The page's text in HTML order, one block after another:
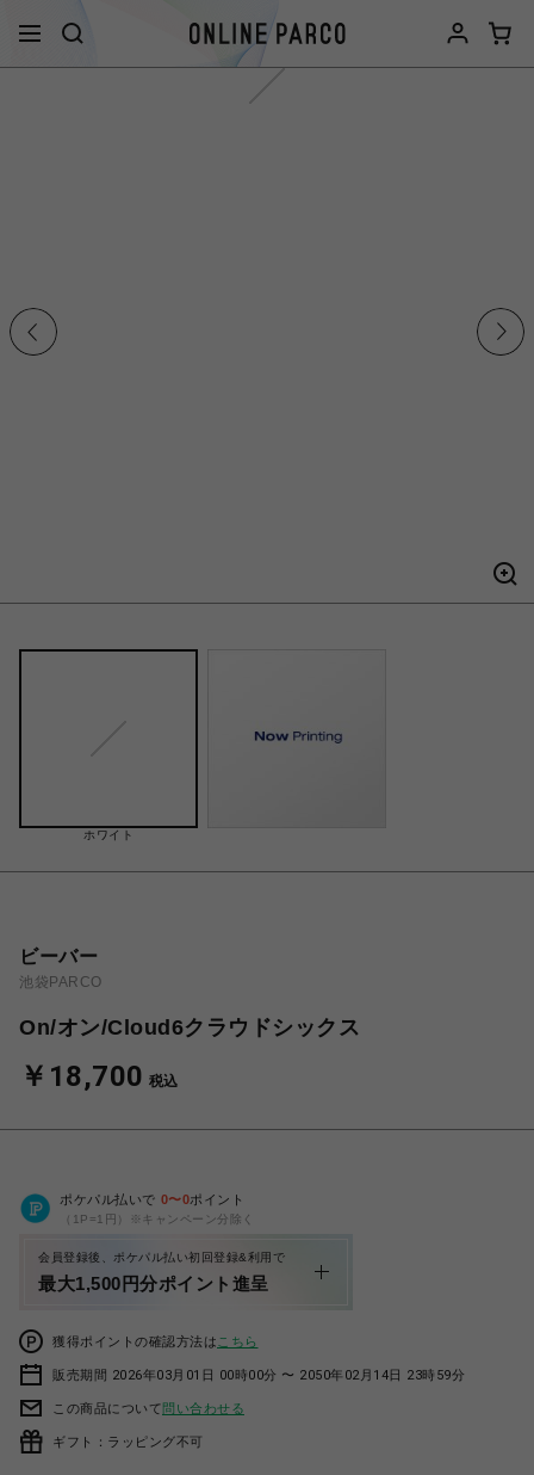
ホワイト
ビーバー
池袋PARCO
On/オン/Cloud6クラウドシックス
￥18,700 税込
ポケパル払いで 0〜0ポイント
（1P=1円）※キャンペーン分除く
会員登録後、ポケパル払い初回登録&利用で
最大1,500円分ポイント進呈
獲得ポイントの確認方法は こちら
販売期間 2026年03月01日 00時00分 〜 2050年02月14日 23時59分
この商品について問い合わせる
ギフト：ラッピング不可